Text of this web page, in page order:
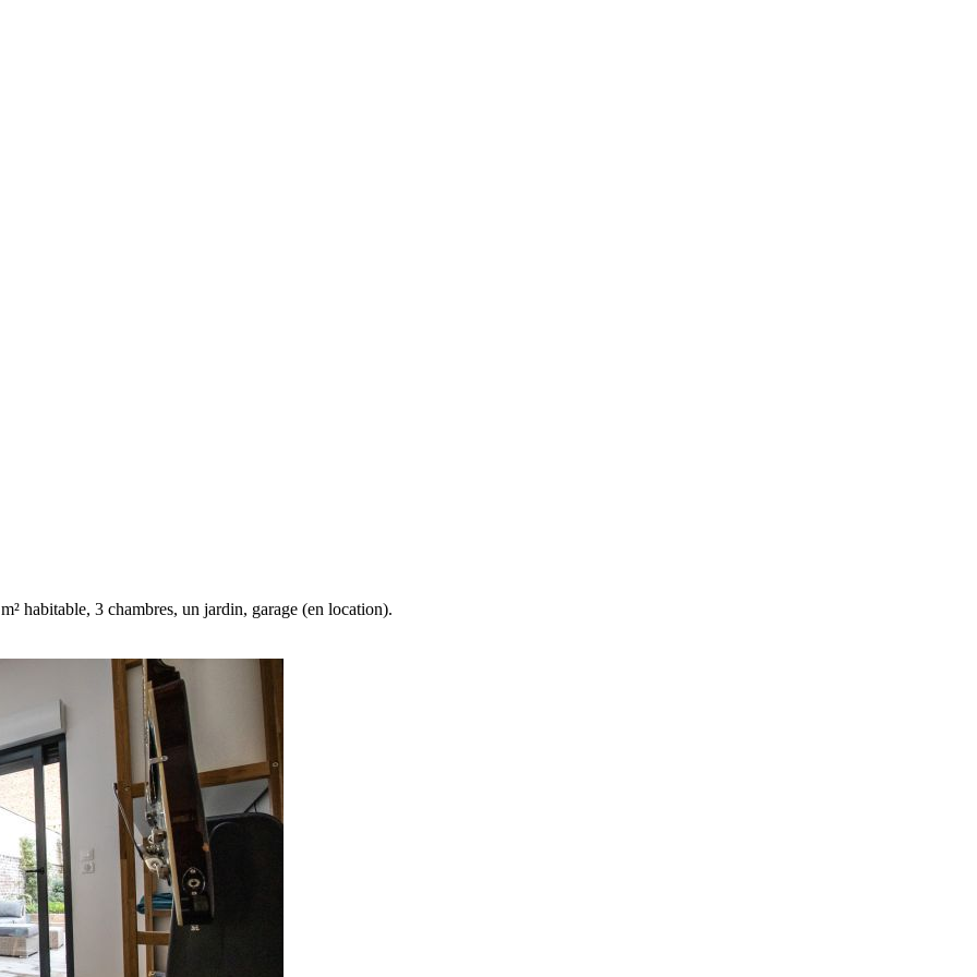
habitable, 3 chambres, un jardin, garage (en location).